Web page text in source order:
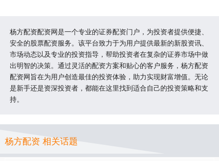
杨方配资配资网是一个专业的证券配资门户，为投资者提供便捷、
安全的股票配资服务。该平台致力于为用户提供最新的新股资讯、
市场动态以及专业的投资指导，帮助投资者在复杂的证券市场中做
出明智的决策。通过灵活的配资方案和贴心的客户服务，杨方配资
配资网旨在为用户创造最佳的投资体验，助力实现财富增值。无论
是新手还是资深投资者，都能在这里找到适合自己的投资策略和支
持。
杨方配资 相关话题